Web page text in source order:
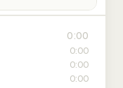
0:00
0:00
0:00
0:00